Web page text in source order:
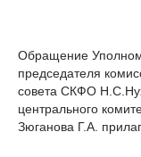
Обращение
председателя
совета СКФО
центрального
Зюганова Г.А.